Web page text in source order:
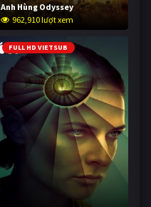
Anh Hùng Odyssey
962,910 lượt xem
FULL HD VIETSUB